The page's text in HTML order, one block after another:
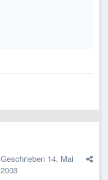
Geschrieben 14. Mai
2003